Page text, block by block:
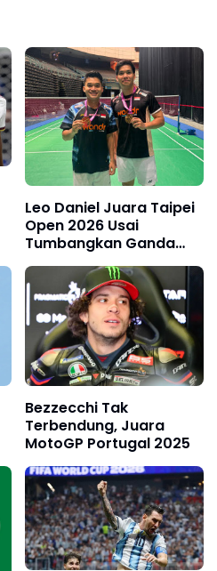
Leo Daniel Juara Taipei
Open 2026 Usai
Tumbangkan Ganda
Malaysia
Bezzecchi Tak
Terbendung, Juara
MotoGP Portugal 2025